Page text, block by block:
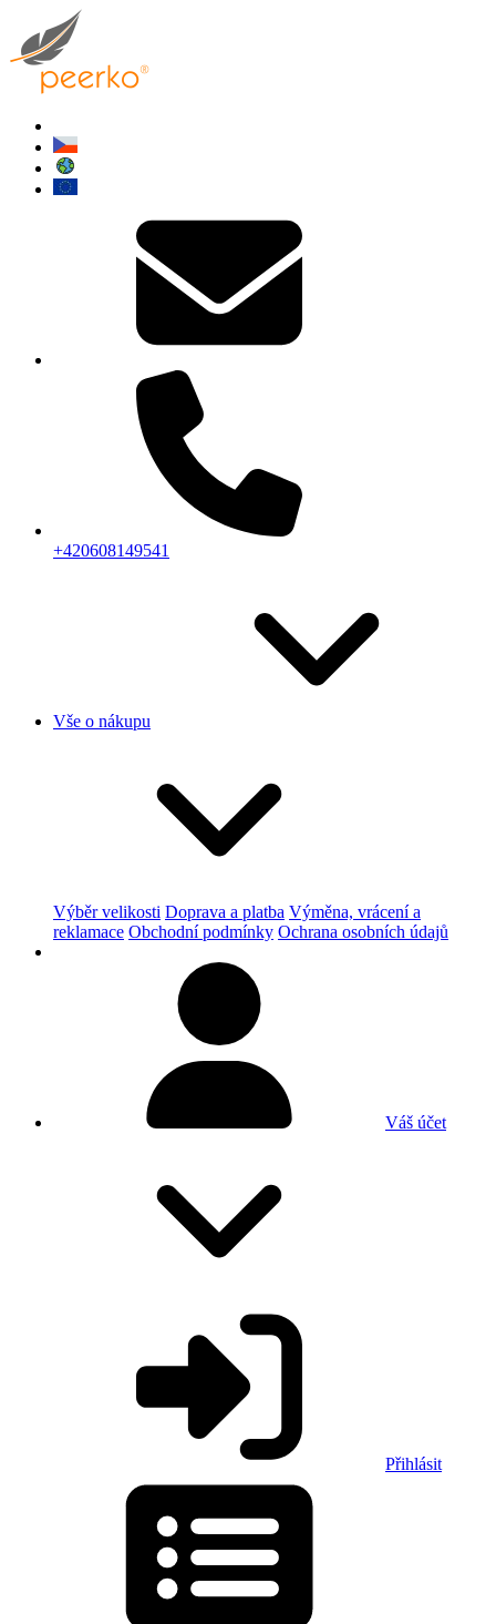
+420608149541
Vše o nákupu
Výběr velikosti Doprava a platba Výměna, vrácení a
reklamace Obchodní podmínky Ochrana osobních údajů
Váš účet
Přihlásit